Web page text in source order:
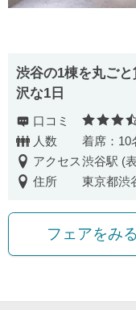
渋⾕の1棟を丸ご
沢な1⽇
口コミ
人数
着席：10
アクセス渋谷駅 (
住所
東京都渋
フェアをみる